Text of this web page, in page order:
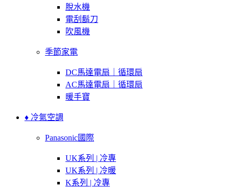
脫水機
電刮鬍刀
吹風機
季節家電
DC馬達電扇｜循環扇
AC馬達電扇｜循環扇
暖手寶
♦ 冷氣空調
Panasonic國際
UK系列 | 冷專
UK系列 | 冷暖
K系列 | 冷專